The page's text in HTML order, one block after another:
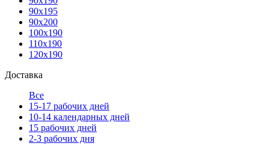
90х195
90х200
100x190
110x190
120х190
Доставка
Все
15-17 рабочих дней
10-14 календарных дней
15 рабочих дней
2-3 рабочих дня